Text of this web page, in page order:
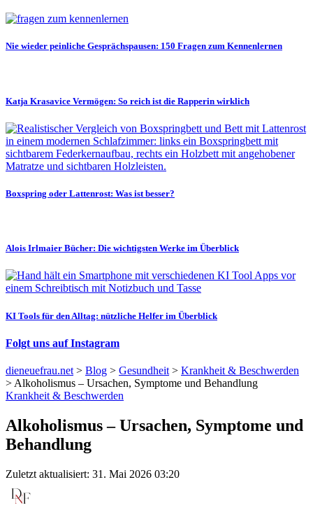
Nie wieder peinliche Gesprächspausen: 150 Fragen zum Kennenlernen
Katja Krasavice Vermögen: So reich ist die Rapperin wirklich
Boxspring oder Lattenrost: Was ist besser?
Alois Irlmaier Bücher: Die wichtigsten Werke im Überblick
KI Tools für den Alltag: nützliche Helfer im Überblick
Folgt uns auf Instagram
dieneuefrau.net > Blog > Gesundheit > Krankheit & Beschwerden
> Alkoholismus – Ursachen, Symptome und Behandlung
Krankheit & Beschwerden
Alkoholismus – Ursachen, Symptome und
Behandlung
Zuletzt aktualisiert: 31. Mai 2026 03:20